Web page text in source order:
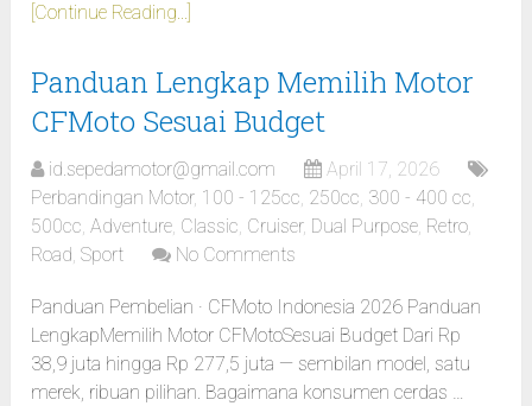
[Continue Reading...]
Panduan Lengkap Memilih Motor
CFMoto Sesuai Budget
id.sepedamotor@gmail.com
April 17, 2026
Perbandingan Motor, 100 - 125cc, 250cc, 300 - 400 cc,
500cc,Adventure, Classic, Cruiser, Dual Purpose, Retro,
Road,Sport No Comments
Panduan Pembelian · CFMoto Indonesia 2026 Panduan
LengkapMemilih Motor CFMotoSesuai Budget Dari Rp
38,9 juta hingga Rp 277,5 juta — sembilan model, satu
merek, ribuan pilihan. Bagaimana konsumen cerdas …